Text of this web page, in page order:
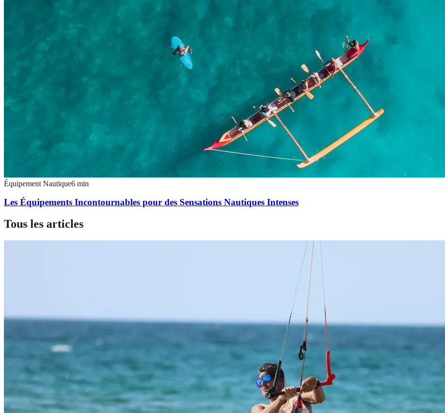
Équipement Nautique6 min
Les Équipements Incontournables pour des Sensations Nautiques Intenses
Tous les articles